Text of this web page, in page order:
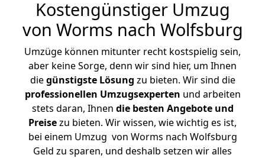
Kostengünstiger Umzug
von Worms nach Wolfsburg
Umzüge können mitunter recht kostspielig sein,
aber keine Sorge, denn wir sind hier, um Ihnen
diegünstigste Lösung zu bieten. Wir sind die
professionellen Umzugsexperten und arbeiten
stets daran, Ihnen die besten Angebote und
Preisezu bieten. Wir wissen, wie wichtig es ist,
bei einem Umzug von Worms nach Wolfsburg
Geld zu sparen, und deshalb setzen wir alles